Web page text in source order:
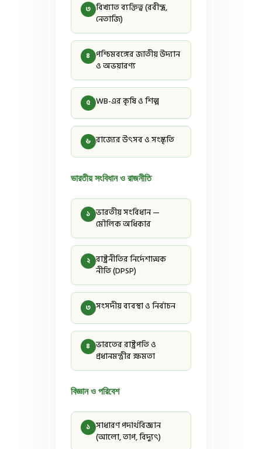
৩ বিখ্যাত ব্যক্তিত্ব (রবীন্দ্র,
নেতাজি)
৪ পশ্চিমবঙ্গের জাতীয় উদ্যান
ও অভয়ারণ্য
৫ WB-এর কৃষি ও শিল্প
৬ রাজ্যের উৎসব ও সংস্কৃতি
ভারতীয় সংবিধান ও রাজনীতি
১ ভারতীয় সংবিধান —
মৌলিক অধিকার
২ রাষ্ট্রনীতির নির্দেশাত্মক
নীতি (DPSP)
৩ সংসদীয় ব্যবস্থা ও নির্বাচন
৪ ভারতের রাষ্ট্রপতি ও
প্রধানমন্ত্রীর ক্ষমতা
বিজ্ঞান ও পরিবেশ
১ সাধারণ পদার্থবিজ্ঞান
(আলো, তাপ, বিদ্যুৎ)